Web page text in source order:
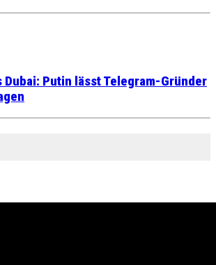
Dubai: Putin lässt Telegram-Gründer